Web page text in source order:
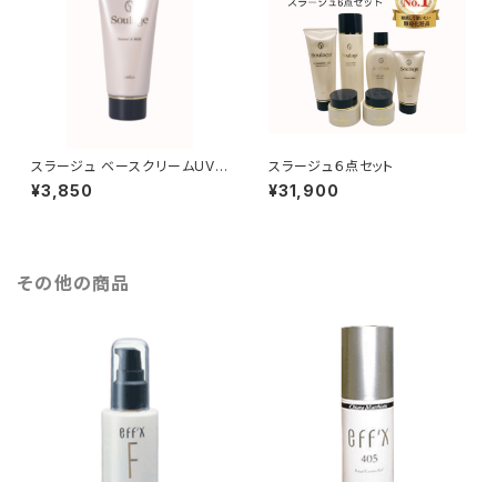
スラージュ ベースクリームUV-
PRO（紫外線防止対策クリー
ム）
¥3,850
スラージュ６点セット
¥31,900
その他の商品